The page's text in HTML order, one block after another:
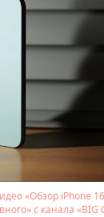
«Обзор iPhone
с канала «BIG